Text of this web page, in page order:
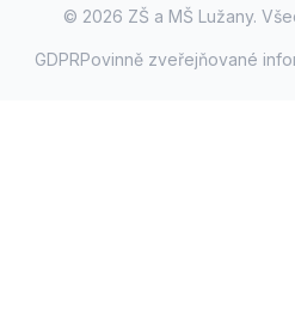
© 2026 ZŠ a MŠ Lužany.
GDPRPovinně zveřejňované